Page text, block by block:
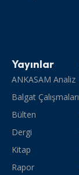
Yayınlar
ANKASAM Analiz
Balgat Çalışmaları
Bülten
Dergi
Kitap
Rapor